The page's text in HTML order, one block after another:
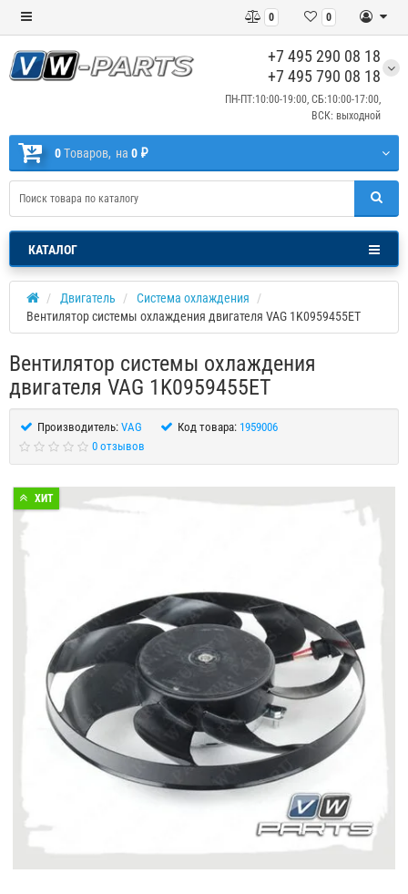
0
0
+7 495 290 08 18
+7 495 790 08 18
ПН-ПТ:10:00-19:00, СБ:10:00-17:00,
ВСК: выходной
0Tоваров, на 0 ₽
КАТАЛОГ
Двигатель
Система охлаждения
Вентилятор системы охлаждения двигателя VAG 1K0959455ET
Вентилятор системы охлаждения
двигателя VAG 1K0959455ET
Производитель: VAG Код товара: 1959006
0 отзывов
ХИТ